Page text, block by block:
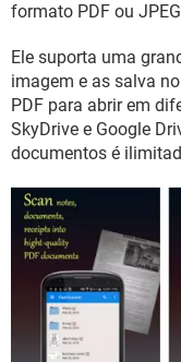
formato PDF ou
Ele suporta uma
imagem e as salva
PDF para abrir em
SkyDrive e Google
documentos é